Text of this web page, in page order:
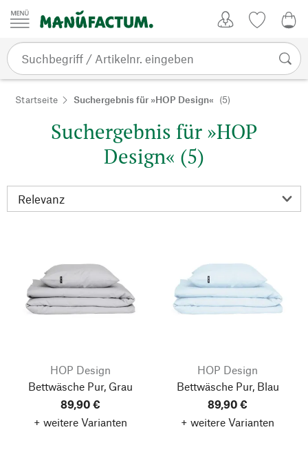
Zum Inhalt springen
Startseite Suchergebnis für »HOP Design« (5)
Suchergebnis für »HOP
Design« (5)
HOP Design
Bettwäsche Pur, Grau
89,90 €
+ weitere Varianten
HOP Design
Bettwäsche Pur, Blau
89,90 €
+ weitere Varianten